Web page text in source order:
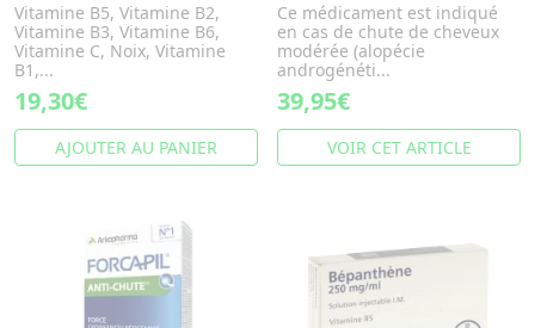
Vitamine B5, Vitamine B2,
Vitamine B3, Vitamine B6,
Vitamine C, Noix, Vitamine
B1,...
19,30€
AJOUTER AU PANIER
Ce médicament est indiqué
en cas de chute de cheveux
modérée (alopécie
androgénéti...
39,95€
VOIR CET ARTICLE